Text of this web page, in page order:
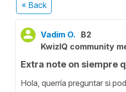
« Back
Vadim O. B2
KwizIQ community
Extra note on siempre
Hola, querría preguntar si